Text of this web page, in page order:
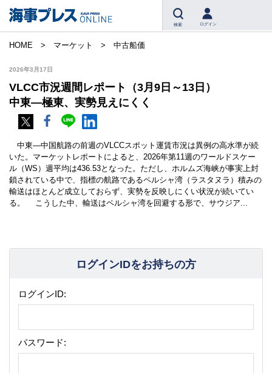
検索 ログイン
HOME マーケット 中古船価
2026年3月17日
VLCC市況週間レポート（3月9日～13日）
中東―極東、実勢見えにくく
中東―中国航路の前週のVLCCスポット運賃市況は異例の高水準が続
いた。マーケットレポートによると、2026年第11週のワールドスケー
ル（WS）週平均は436.53となった。ただし、ホルムズ海峡が事実上封
鎖されている中で、指標の航路であるペルシャ湾（ラスタヌラ）積みの
輸送はほとんど成立しておらず、実勢を反映しにくい状況が続いてい
る。 こうした中、輸送はペルシャ湾を回避する形で、サウジア...
ログインIDをお持ちの方
ログインID:
パスワード: